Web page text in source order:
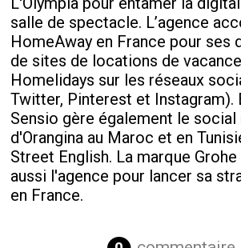
salle de spectacle. L’agence
HomeAway en France pour ses
de sites de locations de
Homelidays sur les réseaux
Twitter, Pinterest et Instagram).
Sensio gère également le social
d'Orangina au Maroc et en
Street English. La marque
aussi l'agence pour lancer sa
en France.